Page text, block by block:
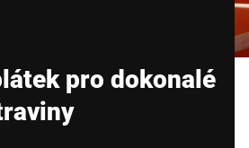
pro dokonalé